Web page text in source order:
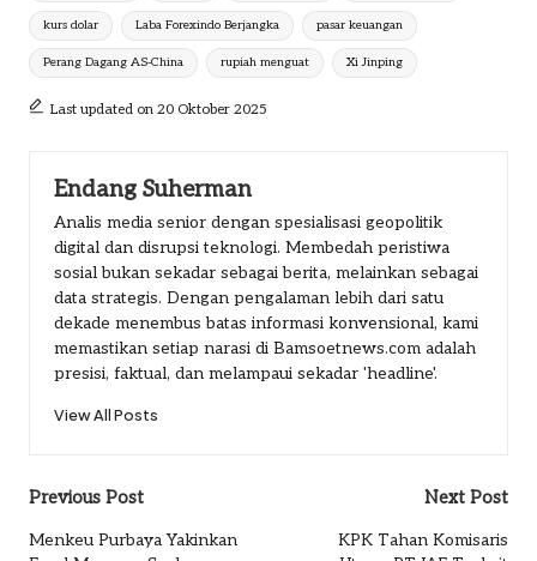
kurs dolar Laba Forexindo Berjangka pasar keuangan
Perang Dagang AS-China rupiah menguat Xi Jinping
Last updated on 20 Oktober 2025
Endang Suherman
Analis media senior dengan spesialisasi geopolitik
digital dan disrupsi teknologi. Membedah peristiwa
sosial bukan sekadar sebagai berita, melainkan sebagai
data strategis. Dengan pengalaman lebih dari satu
dekade menembus batas informasi konvensional, kami
memastikan setiap narasi di Bamsoetnews.com adalah
presisi, faktual, dan melampaui sekadar 'headline'.
View All Posts
Post
navigation
Previous Post
Menkeu Purbaya Yakinkan
Next Post
KPK Tahan Komisaris